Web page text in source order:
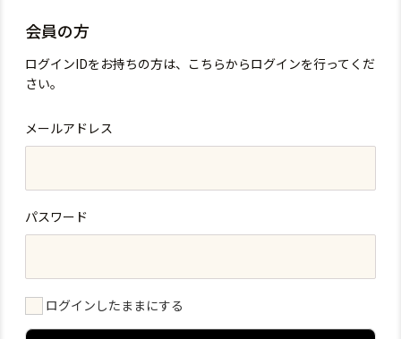
会員の方
ログインIDをお持ちの方は、こちらからログインを行ってくだ
さい。
メールアドレス
パスワード
ログインしたままにする